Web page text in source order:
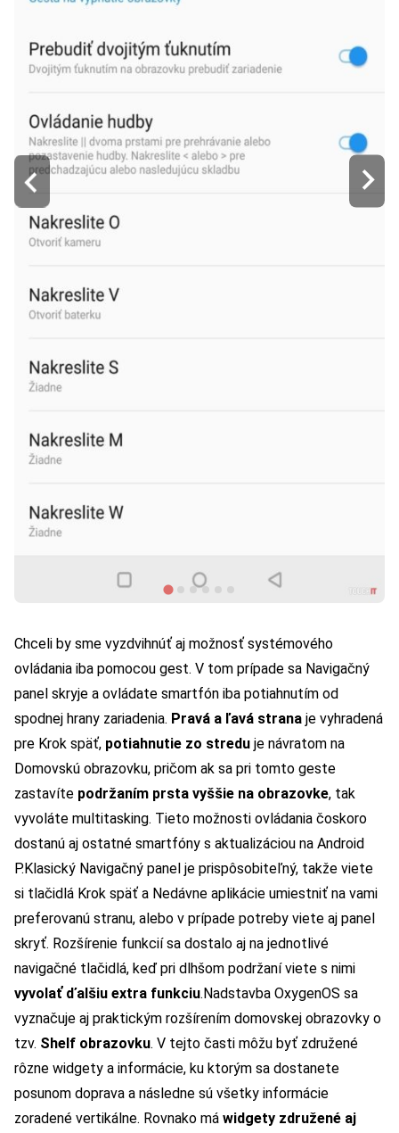
Chceli by sme vyzdvihnúť aj možnosť systémového
ovládania iba pomocou gest. V tom prípade sa Navigačný
panel skryje a ovládate smartfón iba potiahnutím od
spodnej hrany zariadenia. Pravá a ľavá strana je vyhradená
pre Krok späť, potiahnutie zo stredu je návratom na
Domovskú obrazovku, pričom ak sa pri tomto geste
zastavíte podržaním prsta vyššie na obrazovke, tak
vyvoláte multitasking. Tieto možnosti ovládania čoskoro
dostanú aj ostatné smartfóny s aktualizáciou na Android
P.Klasický Navigačný panel je prispôsobiteľný, takže viete
si tlačidlá Krok späť a Nedávne aplikácie umiestniť na vami
preferovanú stranu, alebo v prípade potreby viete aj panel
skryť. Rozšírenie funkcií sa dostalo aj na jednotlivé
navigačné tlačidlá, keď pri dlhšom podržaní viete s nimi
vyvolať ďalšiu extra funkciu.Nadstavba OxygenOS sa
vyznačuje aj praktickým rozšírením domovskej obrazovky o
tzv. Shelf obrazovku. V tejto časti môžu byť združené
rôzne widgety a informácie, ku ktorým sa dostanete
posunom doprava a následne sú všetky informácie
zoradené vertikálne. Rovnako má widgety združené aj